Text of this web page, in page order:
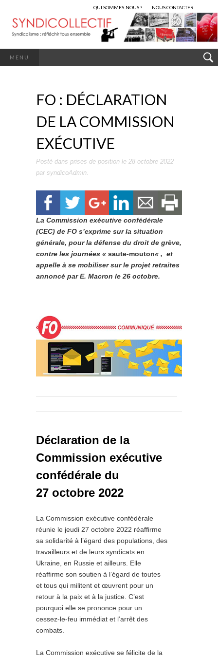
QUI SOMMES-NOUS ? NOUS CONTACTER
MENU
FO : DÉCLARATION
DE LA COMMISSION
EXÉCUTIVE
Posté dans prises de position le 28 octobre 2022
par syndicoAdmin.
La Commission exécutive confédérale
(CEC) de FO s’exprime sur la situation
générale, pour la défense du droit de grève,
contre les journées « saute-mouton« , et
appelle à se mobiliser sur le projet retraites
annoncé par E. Macron le 26 octobre.
Déclaration de la
Commission exécutive
confédérale du
27 octobre 2022
La Commission exécutive confédérale
réunie le jeudi 27 octobre 2022 réaffirme
sa solidarité à l’égard des populations, des
travailleurs et de leurs syndicats en
Ukraine, en Russie et ailleurs. Elle
réaffirme son soutien à l’égard de toutes
et tous qui militent et œuvrent pour un
retour à la paix et à la justice. C’est
pourquoi elle se prononce pour un
cessez-le-feu immédiat et l’arrêt des
combats.
La Commission exécutive se félicite de la